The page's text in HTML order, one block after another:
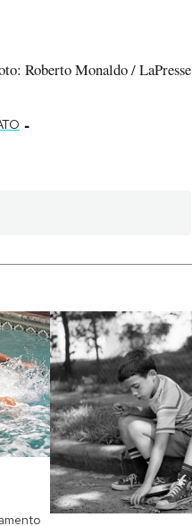
Roberto Monaldo / LaPresse
-